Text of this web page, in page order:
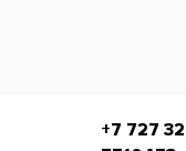
+7 727